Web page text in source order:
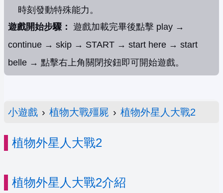
時刻發動特殊能力。
遊戲開始步驟： 遊戲加載完畢後點擊 play →
continue → skip → START → start here → start
belle → 點擊右上角關閉按鈕即可開始遊戲。
小遊戲 › 植物大戰殭屍 › 植物外星人大戰2
植物外星人大戰2
植物外星人大戰2介紹